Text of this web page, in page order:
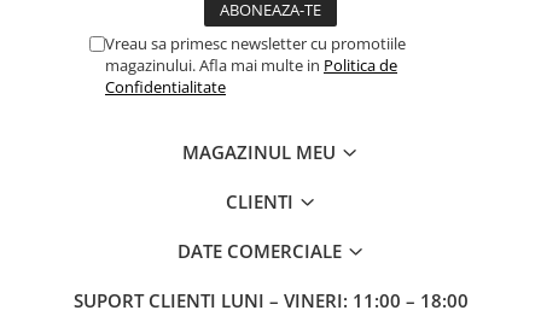
Schimbatoare
Vreau sa primesc newsletter cu promotiile
magazinului. Afla mai multe in Politica de
Confidentialitate
MAGAZINUL MEU
CLIENTI
DATE COMERCIALE
SUPORT CLIENTI LUNI – VINERI: 11:00 – 18:00